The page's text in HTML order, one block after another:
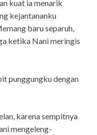
kuat ia menarik
kejantananku
baru separuh,
ketika Nani meringis
punggungku dengan
karena sempitnya
mengeleng-